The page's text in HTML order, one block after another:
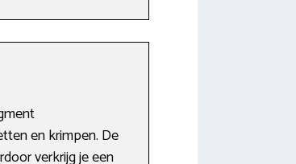
en krimpen. De
verkrijg je een